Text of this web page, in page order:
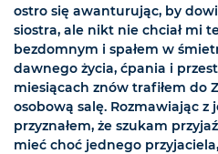
ostro się awanturując, by
siostra, ale nikt nie chciał mi
bezdomnym i spałem w
dawnego życia, ćpania i
miesiącach znów trafiłem do
osobową salę. Rozmawiając z
przyznałem, że szukam
mieć choć jednego